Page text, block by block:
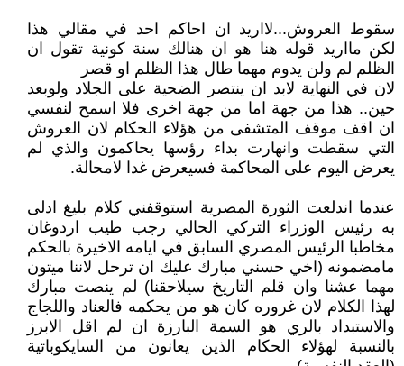
سقوط العروش...لااريد ان احاكم احد في مقالي هذا
لكن مااريد قوله هنا هو ان هنالك سنة كونية تقول ان
الظلم لم ولن يدوم مهما طال هذا الظلم او قصر
لان في النهاية لابد ان ينتصر الضحية على الجلاد ولوبعد
حين.. هذا من جهة اما من جهة اخرى فلا اسمح لنفسي
ان اقف موقف المتشفى من هؤلاء الحكام لان العروش
التي سقطت وانهارت بداء رؤسها يحاكمون والذي لم
يعرض اليوم على المحاكمة فسيعرض غدا لامحالة.
عندما اندلعت الثورة المصرية استوقفني كلام بليغ ادلى
به رئيس الوزراء التركي الحالي رجب طيب اردوغان
مخاطبا الرئيس المصري السابق في ايامه الاخيرة بالحكم
مامضمونه (اخي حسني مبارك عليك ان ترحل لاننا ميتون
مهما عشنا وان قلم التاريخ سيلاحقنا) لم ينصت مبارك
لهذا الكلام لان غروره كان هو من يحكمه فالعناد واللجاج
والاستبداد بالري هو السمة البارزة ان لم اقل الابرز
بالنسبة لهؤلاء الحكام الذين يعانون من السايكوباتية